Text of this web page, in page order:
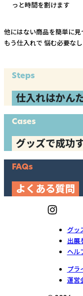
っと時間を割けます
他にはない商品を簡単に見
もう仕入れで 悩む必要なし
Steps
仕入れはかん
Cases
グッズで成功
FAQs
よくある質問
グッ
出展
ヘル
プラ
運営